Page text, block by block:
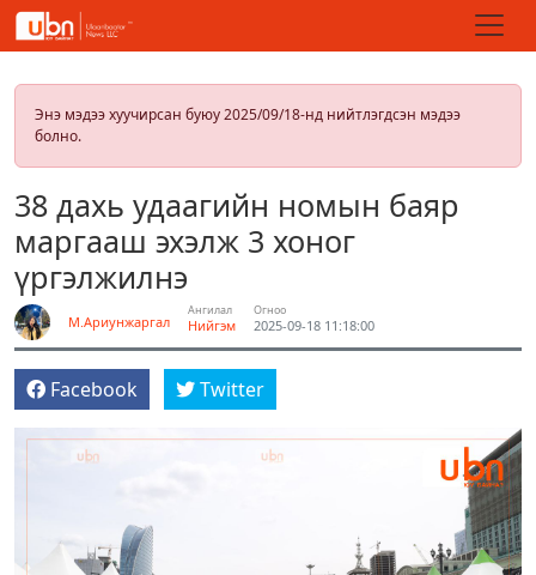
Энэ мэдээ хуучирсан буюу 2025/09/18-нд нийтлэгдсэн мэдээ
болно.
38 дахь удаагийн номын баяр
маргааш эхэлж 3 хоног
үргэлжилнэ
М.Ариунжаргал
Ангилал
Нийгэм
Огноо
2025-09-18 11:18:00
Facebook Twitter